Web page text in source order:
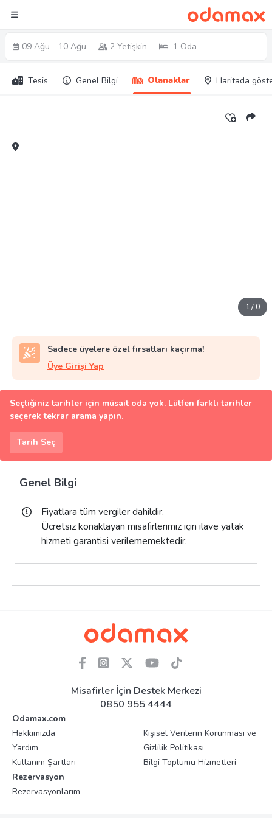
09 Ağu - 10 Ağu 2 Yetişkin 1 Oda
Tesis Genel Bilgi Olanaklar Haritada
1/0
Sadece üyelere özel fırsatları kaçırma!
Üye Girişi Yap
Seçtiğiniz tarihler için müsait oda yok. Lütfen farklı tarihler
seçerek tekrar arama yapın.
Tarih Seç
Genel Bilgi
Fiyatlara tüm vergiler dahildir.
Ücretsiz konaklayan misafirlerimiz için ilave yatak
hizmeti garantisi verilememektedir.
Misafirler İçin Destek Merkezi
0850 955 4444
Odamax.com
Hakkımızda
Yardım
Kullanım Şartları
Kişisel Verilerin Korunması ve
Gizlilik Politikası
Bilgi Toplumu Hizmetleri
Rezervasyon
Rezervasyonlarım